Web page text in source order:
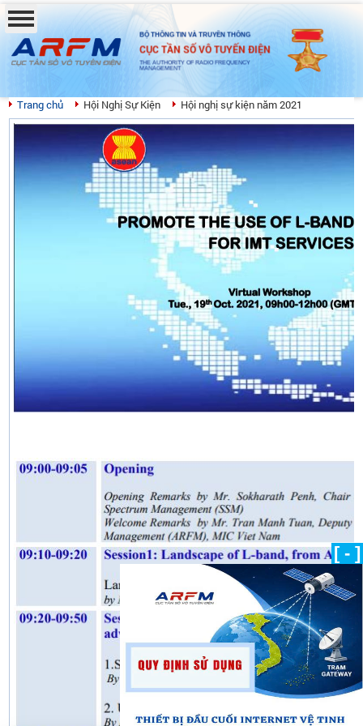
BỘ THÔNG TIN VÀ TRUYỀN THÔNG
CỤC TẦN SỐ VÔ TUYẾN ĐIỆN
THE AUTHORITY OF RADIO FREQUENCY
MANAGEMENT
Trang chủ Hội Nghị Sự Kiện Hội nghị sự kiện năm 2021
[ - ]